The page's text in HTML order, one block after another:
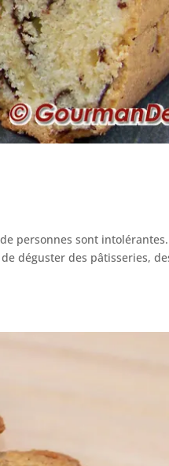
personnes sont
déguster des pâtisseries,